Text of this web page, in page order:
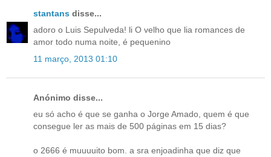
stantans disse...
adoro o Luis Sepulveda! li O velho que lia romances de
amor todo numa noite, é pequenino
11 março, 2013 01:10
Anónimo disse...
eu só acho é que se ganha o Jorge Amado, quem é que
consegue ler as mais de 500 páginas em 15 dias?
o 2666 é muuuuito bom. a sra enjoadinha que diz que